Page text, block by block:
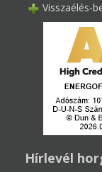
Visszaélés-
Hírlevél